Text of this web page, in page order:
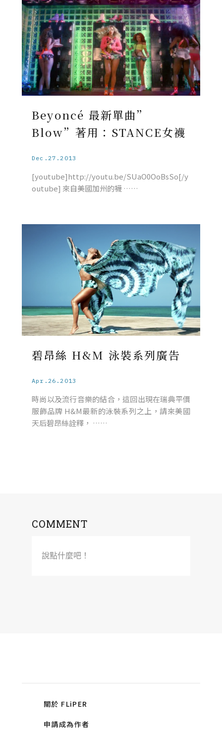
Beyoncé 最新單曲”
Blow”著用：STANCE女襪
Dec.27.2013
[youtube]http://youtu.be/SUaO0OoBsSo[/y
outube] 來自美國加州的襪 ……
碧昂絲 H&M 泳裝系列廣告
Apr.26.2013
時尚以及流行音樂的結合，這回出現在瑞典平價
服飾品牌 H&M最新的泳裝系列之上，請來美國
天后碧昂絲詮釋， ……
COMMENT
說點什麼吧！
關於 FLiPER
申請成為作者